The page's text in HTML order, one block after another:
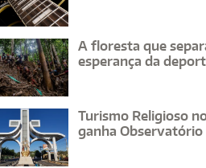
A floresta que
esperança da
Turismo Religioso
ganha Observatório